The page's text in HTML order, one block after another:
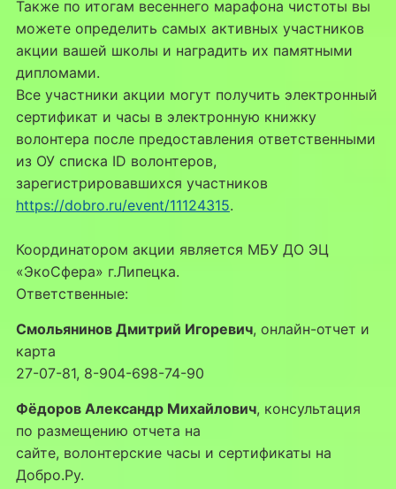
Также по итогам весеннего марафона чистоты вы
можете определить самых активных участников
акции вашей школы и наградить их памятными
дипломами.
Все участники акции могут получить электронный
сертификат и часы в электронную книжку
волонтера после предоставления ответственными
из ОУ списка ID волонтеров,
зарегистрировавшихся участников
https://dobro.ru/event/11124315.
Координатором акции является МБУ ДО ЭЦ
«ЭкоСфера» г.Липецка.
Ответственные:
Смольянинов Дмитрий Игоревич, онлайн-отчет и
карта
27-07-81, 8-904-698-74-90
Фёдоров Александр Михайлович, консультация
по размещению отчета на
сайте, волонтерские часы и сертификаты на
Добро.Ру.